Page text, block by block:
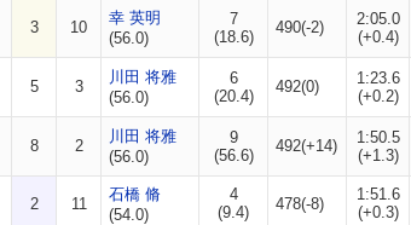
3 10
幸 英明
(56.0)
7
(18.6)
490(-2)
2:05.0
(+0.4)
5 3
川田 将雅
(56.0)
6
(20.4)
492(0)
1:23.6
(+0.2)
8 2
川田 将雅
(56.0)
9
(56.6)
492(+14)
1:50.5
(+1.3)
2 11
石橋 脩
(54.0)
4
(9.4)
478(-8)
1:51.6
(+0.3)